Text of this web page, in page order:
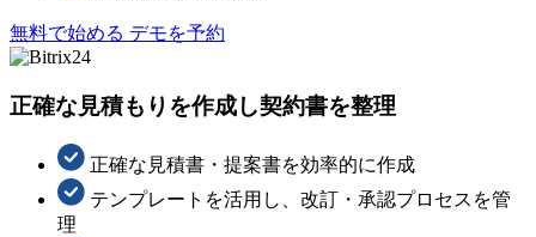
無料で始める デモを予約
正確な見積もりを作成し契約書を整理
正確な見積書・提案書を効率的に作成
テンプレートを活用し、改訂・承認プロセスを管
理